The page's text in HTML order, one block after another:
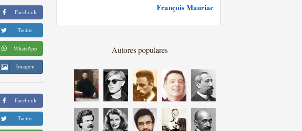
Facebook
Twitter
WhatsApp
Imagem
Facebook
Twitter
—François Mauriac
Autores populares